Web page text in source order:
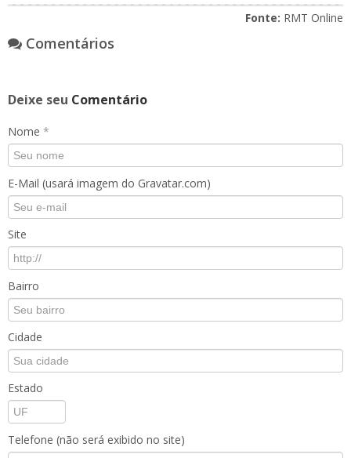
Fonte: RMT Online
Comentários
Deixe seu Comentário
Nome *
E-Mail (usará imagem do Gravatar.com)
Site
Bairro
Cidade
Estado
Telefone (não será exibido no site)